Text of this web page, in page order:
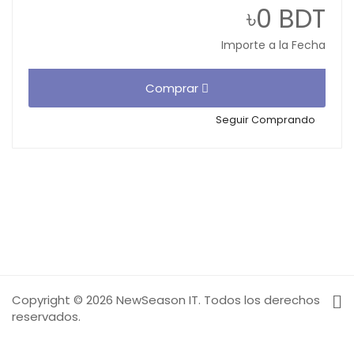
৳0 BDT
Importe a la Fecha
Comprar
Seguir Comprando
Copyright © 2026 NewSeason IT. Todos los derechos
reservados.